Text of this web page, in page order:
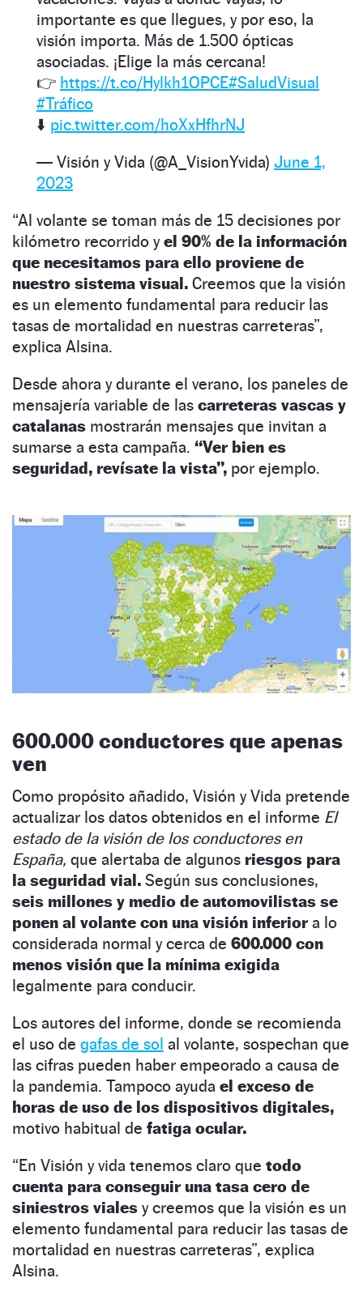
importante es que llegues, y por eso, la
visión importa. Más de 1.500 ópticas
asociadas. ¡Elige la más cercana!
👉 https://t.co/Hylkh1OPCE#SaludVisual
#Tráfico
⬇️ pic.twitter.com/hoXxHfhrNJ
— Visión y Vida (@A_VisionYvida) June 1,
2023
“Al volante se toman más de 15 decisiones por
kilómetro recorrido yel 90% de la información
que necesitamos para ello proviene de
nuestro sistema visual. Creemos que la visión
es un elemento fundamental para reducir las
tasas de mortalidad en nuestras carreteras”,
explica Alsina.
Desde ahora y durante el verano, los paneles de
mensajería variable de las carreteras vascas y
catalanas mostrarán mensajes que invitan a
sumarse a esta campaña. “Ver bien es
seguridad, revísate la vista”, por ejemplo.
600.000 conductores que apenas
ven
Como propósito añadido, Visión y Vida pretende
actualizar los datos obtenidos en el informe El
estado de la visión de los conductores en
España, que alertaba de algunos riesgos para
la seguridad vial. Según sus conclusiones,
seis millones y medio de automovilistas se
ponen al volante con una visión inferiora lo
considerada normal y cerca de 600.000 con
menos visión que la mínima exigida
legalmente para conducir.
Los autores del informe, donde se recomienda
el uso de gafas de sol al volante, sospechan que
las cifras pueden haber empeorado a causa de
la pandemia. Tampoco ayuda el exceso de
horas de uso de los dispositivos digitales,
motivo habitual de fatiga ocular.
“En Visión y vida tenemos claro que todo
cuenta para conseguir una tasa cero de
siniestros viales y creemos que la visión es un
elemento fundamental para reducir las tasas de
mortalidad en nuestras carreteras”, explica
Alsina.